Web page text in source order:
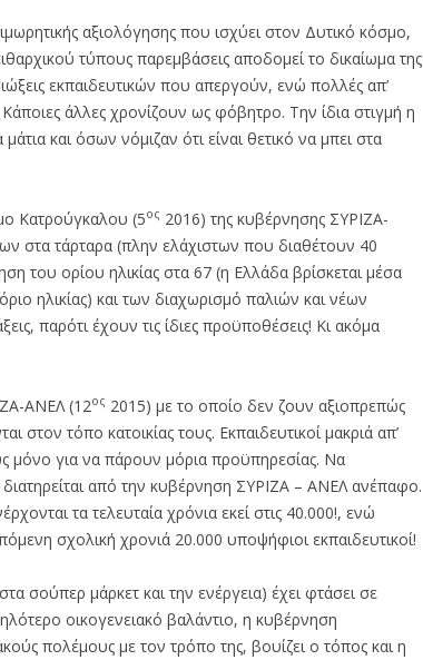
αξιολόγησης που ισχύει στον Δυτικό κόσμο,
τύπους παρεμβάσεις αποδομεί το δικαίωμα της
εκπαιδευτικών που απεργούν, ενώ πολλές απ’
Κάποιες άλλες χρονίζουν ως φόβητρο. Την ίδια στιγμή η
και όσων νόμιζαν ότι είναι θετικό να μπει στα
Κατρούγκαλου (5ος 2016) της κυβέρνησης ΣΥΡΙΖΑ-
στα τάρταρα (πλην ελάχιστων που διαθέτουν 40
του ορίου ηλικίας στα 67 (η Ελλάδα βρίσκεται μέσα
ηλικίας) και των διαχωρισμό παλιών και νέων
παρότι έχουν τις ίδιες προϋποθέσεις! Κι ακόμα
ΑΝΕΛ (12ος 2015) με το οποίο δεν ζουν αξιοπρεπώς
στον τόπο κατοικίας τους. Εκπαιδευτικοί μακριά απ’
μόνο για να πάρουν μόρια προϋπηρεσίας. Να
από την κυβέρνηση ΣΥΡΙΖΑ – ΑΝΕΛ ανέπαφο.
τα τελευταία χρόνια εκεί στις 40.000!, ενώ
σχολική χρονιά 20.000 υποψήφιοι εκπαιδευτικοί!
σούπερ μάρκετ και την ενέργεια) έχει φτάσει σε
οικογενειακό βαλάντιο, η κυβέρνηση
πολέμους με τον τρόπο της, βουίζει ο τόπος και η